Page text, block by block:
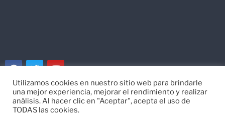
© Ayuntamiento de Campos del Río de Murcia
Utilizamos cookies en nuestro sitio web para brindarle
una mejor experiencia, mejorar el rendimiento y realizar
análisis. Al hacer clic en "Aceptar", acepta el uso de
TODAS las cookies.